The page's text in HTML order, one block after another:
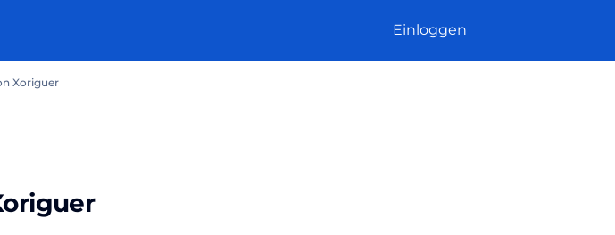
Einloggen
Xoriguer